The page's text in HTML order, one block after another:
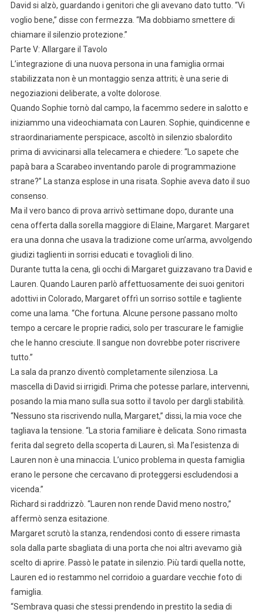
David si alzò, guardando i genitori che gli avevano dato tutto. “Vi
voglio bene,” disse con fermezza. “Ma dobbiamo smettere di
chiamare il silenzio protezione.”
Parte V: Allargare il Tavolo
L’integrazione di una nuova persona in una famiglia ormai
stabilizzata non è un montaggio senza attriti; è una serie di
negoziazioni deliberate, a volte dolorose.
Quando Sophie tornò dal campo, la facemmo sedere in salotto e
iniziammo una videochiamata con Lauren. Sophie, quindicenne e
straordinariamente perspicace, ascoltò in silenzio sbalordito
prima di avvicinarsi alla telecamera e chiedere: “Lo sapete che
papà bara a Scarabeo inventando parole di programmazione
strane?” La stanza esplose in una risata. Sophie aveva dato il suo
consenso.
Ma il vero banco di prova arrivò settimane dopo, durante una
cena offerta dalla sorella maggiore di Elaine, Margaret. Margaret
era una donna che usava la tradizione come un’arma, avvolgendo
giudizi taglienti in sorrisi educati e tovaglioli di lino.
Durante tutta la cena, gli occhi di Margaret guizzavano tra David e
Lauren. Quando Lauren parlò affettuosamente dei suoi genitori
adottivi in Colorado, Margaret offrì un sorriso sottile e tagliente
come una lama. “Che fortuna. Alcune persone passano molto
tempo a cercare le proprie radici, solo per trascurare le famiglie
che le hanno cresciute. Il sangue non dovrebbe poter riscrivere
tutto.”
La sala da pranzo diventò completamente silenziosa. La
mascella di David si irrigidì. Prima che potesse parlare, intervenni,
posando la mia mano sulla sua sotto il tavolo per dargli stabilità.
“Nessuno sta riscrivendo nulla, Margaret,” dissi, la mia voce che
tagliava la tensione. “La storia familiare è delicata. Sono rimasta
ferita dal segreto della scoperta di Lauren, sì. Ma l’esistenza di
Lauren non è una minaccia. L’unico problema in questa famiglia
erano le persone che cercavano di proteggersi escludendosi a
vicenda.”
Richard si raddrizzò. “Lauren non rende David meno nostro,”
affermò senza esitazione.
Margaret scrutò la stanza, rendendosi conto di essere rimasta
sola dalla parte sbagliata di una porta che noi altri avevamo già
scelto di aprire. Passò le patate in silenzio. Più tardi quella notte,
Lauren ed io restammo nel corridoio a guardare vecchie foto di
famiglia.
“Sembrava quasi che stessi prendendo in prestito la sedia di